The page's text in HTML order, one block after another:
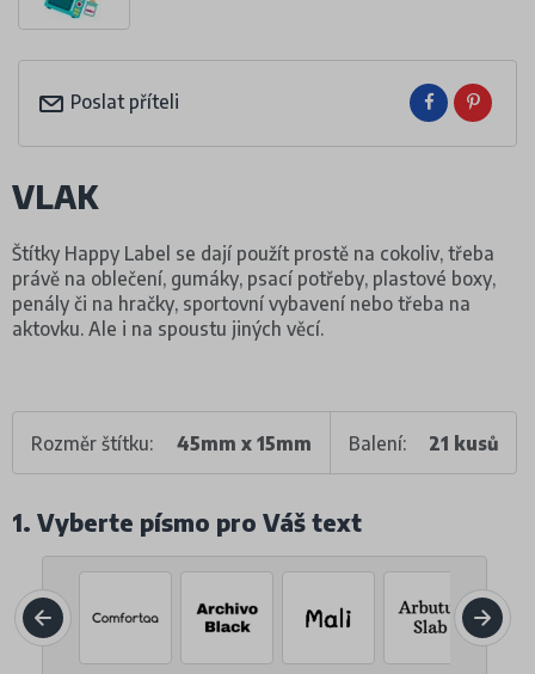
Poslat příteli
VLAK
Štítky Happy Label se dají použít prostě na cokoliv, třeba
právě na oblečení, gumáky, psací potřeby, plastové boxy,
penály či na hračky, sportovní vybavení nebo třeba na
aktovku. Ale i na spoustu jiných věcí.
Rozměr štítku: 45mm x 15mm Balení: 21 kusů
1. Vyberte písmo pro Váš text